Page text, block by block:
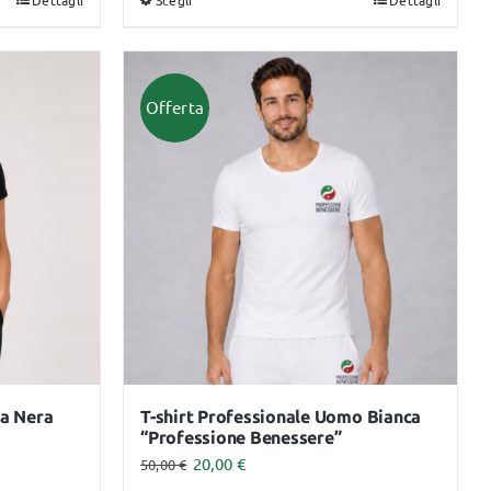
più
varianti.
opzioni
possono
essere
scelte
nella
pagina
del
Nera
Offerta
T-shirt Professionale Uomo Bianca
“Professione Benessere”
50,00€ 20,00 €